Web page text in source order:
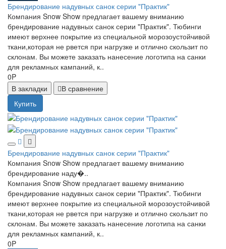
Брендирование надувных санок серии "Практик"
Компания Snow Show предлагает вашему вниманию
брендирование надувных санок серии "Практик". Тюбинги
имеют верхнее покрытие из специальной морозоустойчивой
ткани,которая не рвется при нагрузке и отлично скользит по
склонам. Вы можете заказать нанесение логотипа на санки
для рекламных кампаний, к..
0P
В закладки
В сравнение
Купить
Брендирование надувных санок серии "Практик"
Компания Snow Show предлагает вашему вниманию
брендирование наду�..
Компания Snow Show предлагает вашему вниманию
брендирование надувных санок серии "Практик". Тюбинги
имеют верхнее покрытие из специальной морозоустойчивой
ткани,которая не рвется при нагрузке и отлично скользит по
склонам. Вы можете заказать нанесение логотипа на санки
для рекламных кампаний, к..
0P